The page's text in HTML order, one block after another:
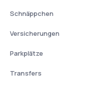
Schnäppchen
Versicherungen
Parkplätze
Transfers